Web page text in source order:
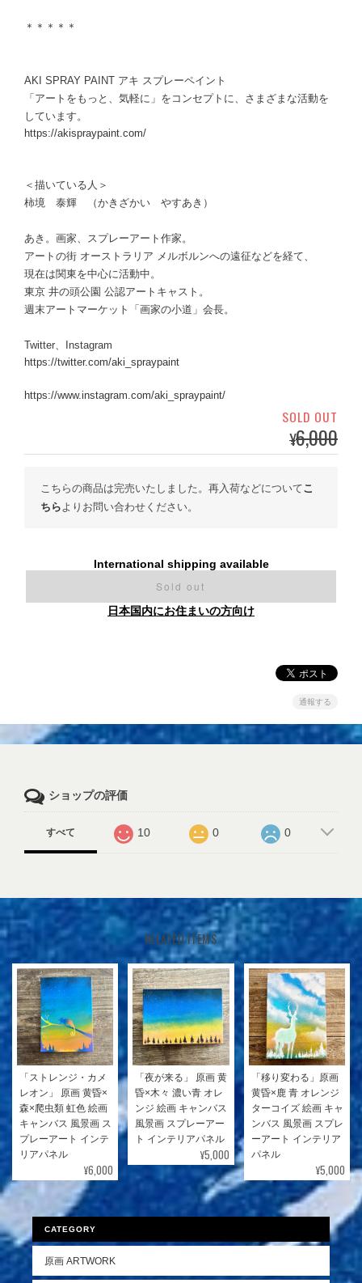
＊＊＊＊＊
AKI SPRAY PAINT アキ スプレーペイント
「アートをもっと、気軽に」をコンセプトに、さまざまな活動を
しています。
https://akispraypaint.com/
＜描いている人＞
柿境 泰輝 （かきざかい やすあき）
あき。画家、スプレーアート作家。
アートの街 オーストラリア メルボルンへの遠征などを経て、
現在は関東を中心に活動中。
東京 井の頭公園 公認アートキャスト。
週末アートマーケット「画家の小道」会長。
Twitter、Instagram
https://twitter.com/aki_spraypaint
https://www.instagram.com/aki_spraypaint/
SOLD OUT
¥6,000
こちらの商品は完売いたしました。再入荷などについてこ
ちらよりお問い合わせください。
International shipping available
Sold out
日本国内にお住まいの方向け
通報する
ショップの評価
すべて 10 0 0
RELATED ITEMS
「ストレンジ・カメ
レオン」 原画 黄昏×
森×爬虫類 虹色 絵画
キャンバス 風景画 ス
プレーアート インテ
リアパネル
¥6,000
「夜が来る」 原画 黄
昏×木々 濃い青 オレ
ンジ 絵画 キャンバス
風景画 スプレーアー
ト インテリアパネル
¥5,000
「移り変わる」原画
黄昏×鹿 青 オレンジ
ターコイズ 絵画 キャ
ンバス 風景画 スプレ
ーアート インテリア
パネル
¥5,000
CATEGORY
原画 ARTWORK